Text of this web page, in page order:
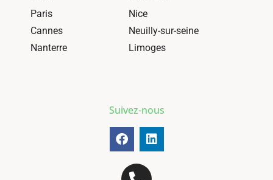
Paris
Nice
Cannes
Neuilly-sur-seine
Nanterre
Limoges
Suivez-nous